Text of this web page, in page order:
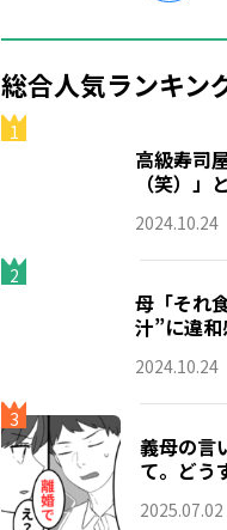
総合人気ランキン
1
高級寿司
（笑）
2024.10.24
2
母「それ
汁”に違
2024.10.24
3
義母の言
て。どう
2025.07.02